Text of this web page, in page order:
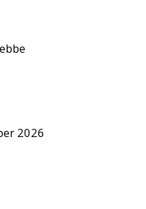
2026